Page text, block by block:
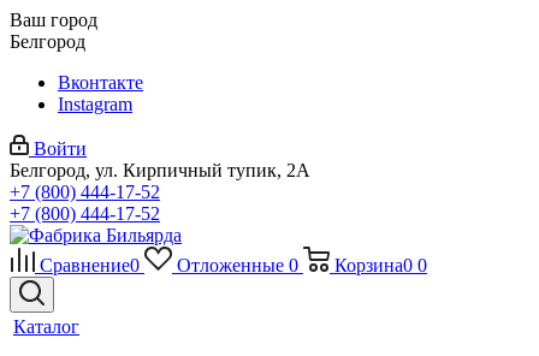
Ваш город
Белгород
Вконтакте
Instagram
Войти
Белгород, ул. Кирпичный тупик, 2А
+7 (800) 444-17-52
+7 (800) 444-17-52
Сравнение0 Отложенные 0 Корзина0 0
Каталог